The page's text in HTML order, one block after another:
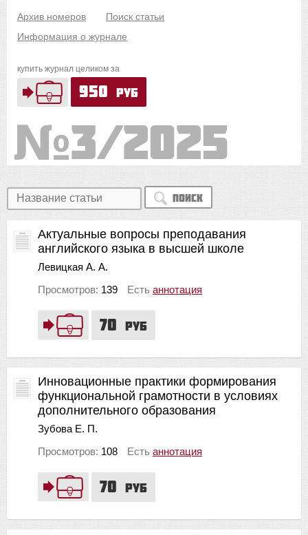
Архив номеров
Поиск статьи
Информация о журнале
купить журнал целиком за
950 руб
3/2025
Поиск
70 руб
Актуальные вопросы преподавания
английского языка в высшей школе
Левицкая А. А.
Просмотров: 139 Есть аннотация
70 руб
Инновационные практики формирования
функциональной грамотности в условиях
дополнительного образования
Зубова Е. П.
Просмотров: 108 Есть аннотация